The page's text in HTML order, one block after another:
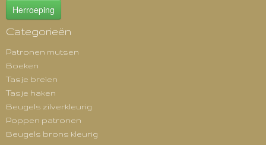
Herroeping
Categorieën
Patronen mutsen
Boeken
Tasje breien
Tasje haken
Beugels zilverkleurig
Poppen patronen
Beugels brons kleurig